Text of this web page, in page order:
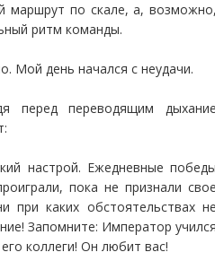
маршрут по скале, а,
ритм команды.
Мой день начался с неудачи.
перед переводящим
настрой. Ежедневные
пока не признали
при каких обстоятельствах
Запомните: Император
коллеги! Он любит вас!